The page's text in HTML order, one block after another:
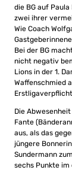
die BG auf
zwei ihrer
Wie Coach
Bei der BG
nicht negativ
Lions in der 1.
Waffenschmied
Die
Fante
aus, als das
jüngere
Sundermann
sechs Punkte